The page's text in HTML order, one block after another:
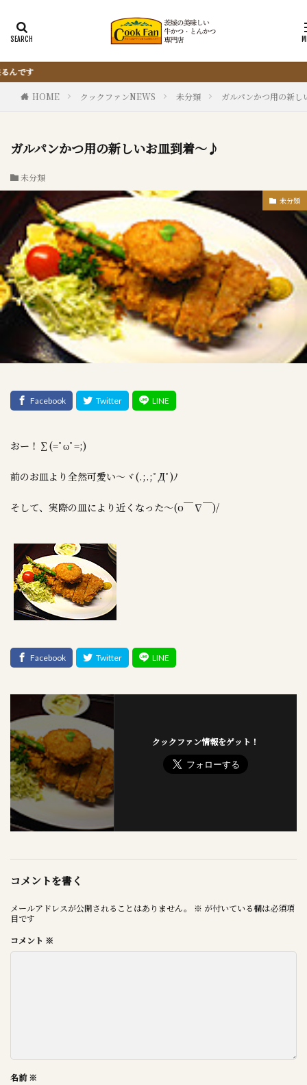
HOME クックファンNEWS 未分類 ガルパンかつ用の新
ガルパンかつ用の新しいお皿到着～♪
未分類
未分類
おー！∑(=ﾟωﾟ=;)
前のお皿より全然可愛い～ヾ(.;.;ﾟДﾟ)ﾉ
そして、実際の皿により近くなった～(o￣∇￣)/
クックファン情報をゲット！
コメントを書く
メールアドレスが公開されることはありません。 ※ が付いている欄は必須項
目です
コメント ※
名前※